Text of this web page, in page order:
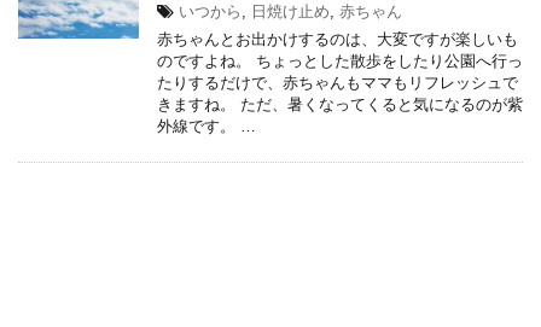
いつから
日焼け止め 赤ちゃん
赤ちゃんとお出かけするのは、大変ですが楽しいも
のですよね。 ちょっとした散歩をしたり公園へ行っ
たりするだけで、赤ちゃんもママもリフレッシュで
きますね。 ただ、暑くなってくると気になるのが紫
外線です。 …